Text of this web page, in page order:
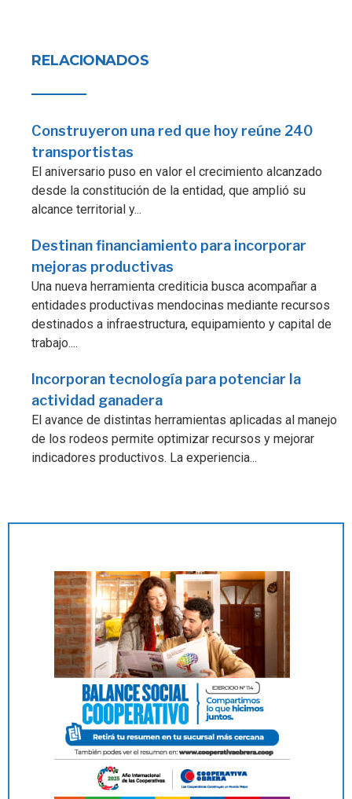
RELACIONADOS
Construyeron una red que hoy reúne 240
transportistas
El aniversario puso en valor el crecimiento alcanzado
desde la constitución de la entidad, que amplió su
alcance territorial y...
Destinan financiamiento para incorporar
mejoras productivas
Una nueva herramienta crediticia busca acompañar a
entidades productivas mendocinas mediante recursos
destinados a infraestructura, equipamiento y capital de
trabajo....
Incorporan tecnología para potenciar la
actividad ganadera
El avance de distintas herramientas aplicadas al manejo
de los rodeos permite optimizar recursos y mejorar
indicadores productivos. La experiencia...